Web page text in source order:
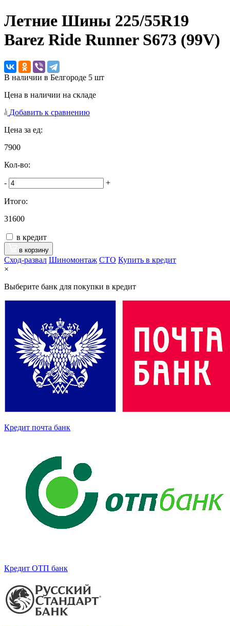
Летние Шины 225/55R19
Barez Ride Runner S673 (99V)
В наличии в Белгороде 5 шт
Цена в наличии на складе
Добавить к сравнению
Цена за ед:
7900
Кол-во:
- +
Итого:
31600
в кредит
в корзину
Сход-развал Шиномонтаж CTO Купить в кредит
×
Выберите банк для покупки в кредит
Кредит почта банк
Кредит ОТП банк